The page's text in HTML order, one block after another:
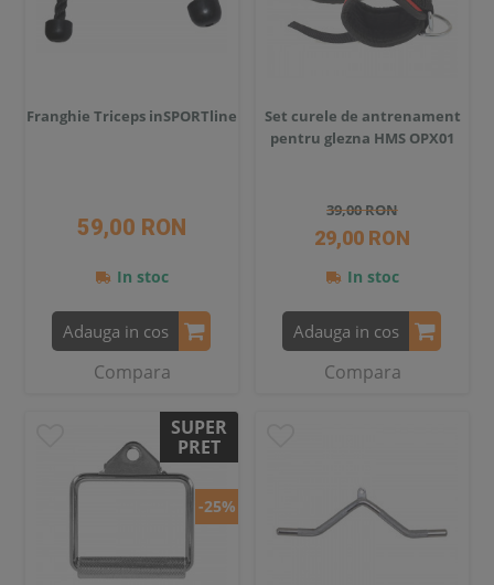
Franghie Triceps inSPORTline
59,00 RON
In stoc
Adauga in cos
Compara
Set curele de antrenament
pentru glezna HMS OPX01
39,00 RON
29,00 RON
In stoc
Adauga in cos
Compara
SUPER
PRET
-25%